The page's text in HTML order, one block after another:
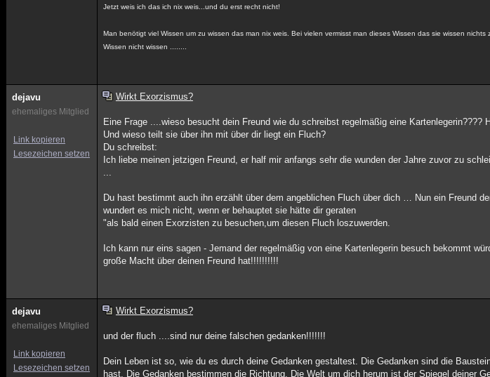
Jetzt weis ich das ich nix weis...und du erst recht nicht!
Man benötigt viel Wissen um zu wissen das man nix weis. Bei vielen vermisst man dieses Wissen das sie wissen
Wissen nicht wissen ........
dejavu
ehemaliges Mitglied
Link kopieren
Lesezeichen setzen
Wirkt Exorzismus?
Eine Frage ....wieso besucht dein Freund wie du schreibst regelmäßig eine Kartenlegerin????
Und wieso teilt sie über ihn mit über dir liegt ein Fluch?
Du schreibst:
Ich liebe meinen jetzigen Freund, er half mir anfangs sehr die wunden der Jahre zuvor zu
...
Du hast bestimmt auch ihn erzählt über dem angeblichen Fluch über dich … Nun ein Freund
wundert es mich nicht, wenn er behauptet sie hätte dir geraten
"als bald einen Exorzisten zu besuchen,um diesen Fluch loszuwerden.
Ich kann nur eins sagen - Jemand der regelmäßig von eine Kartenlegerin besuch bekommt
große Macht über deinen Freund hat!!!!!!!!!!
dejavu
ehemaliges Mitglied
Link kopieren
Lesezeichen setzen
Wirkt Exorzismus?
und der fluch ....sind nur deine falschen gedanken!!!!!!!
Dein Leben ist so, wie du es durch deine Gedanken gestaltest. Die Gedanken sind die
hast. Die Gedanken bestimmen die Richtung. Die Welt um dich herum ist der Spiegel deiner